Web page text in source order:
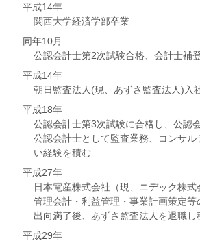
平成14年
関西大学経済学部卒業
同年10月
公認会計士第2次試験合格、会計士補
平成14年
朝日監査法人(現、あずさ監査法人)入
平成18年
公認会計士第3次試験に合格し、公認
公認会計士として監査業務、コンサ
い経験を積む
平成27年
日本電産株式会社（現、ニデック株式
管理会計・利益管理・事業計画策定等
出向満了後、あずさ監査法人を退職し
平成29年